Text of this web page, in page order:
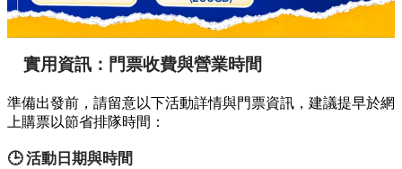
實用資訊：門票收費與營業時間
準備出發前，請留意以下活動詳情與門票資訊，建議提早於網
上購票以節省排隊時間：
🕒 活動日期與時間